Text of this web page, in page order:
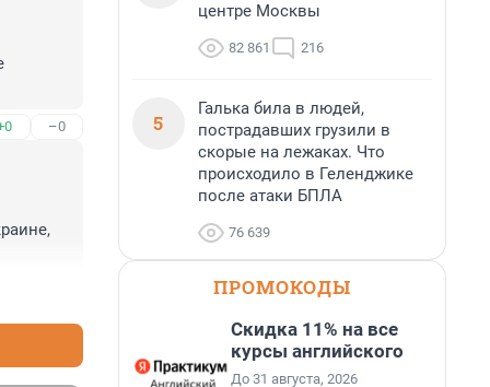
–0
центре Москвы
82 861 216
5
Галька била в людей,
пострадавших грузили в
скорые на лежаках. Что
происходило в Геленджике
после атаки БПЛА
76 639
ПРОМОКОДЫ
Скидка 11% на все
курсы английского
До 31 августа, 2026